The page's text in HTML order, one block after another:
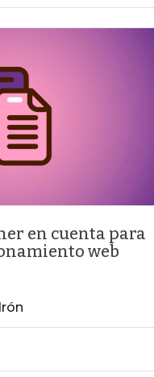
en cuenta para
web